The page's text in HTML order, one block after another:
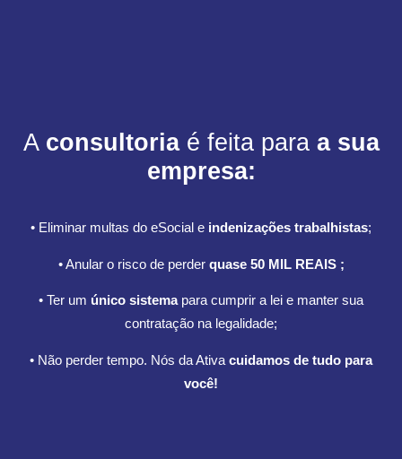
A consultoriaé feita para a sua
empresa:
• Eliminar multas do eSocial e indenizações trabalhistas;
• Anular o risco de perder quase 50 MIL REAIS ;
• Ter um único sistemapara cumprir a lei e manter sua
contratação na legalidade;
• Não perder tempo. Nós da Ativa cuidamos de tudo para
você!